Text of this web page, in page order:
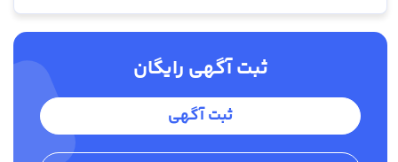
ثبت آگهی رایگان
ثبت آگهی